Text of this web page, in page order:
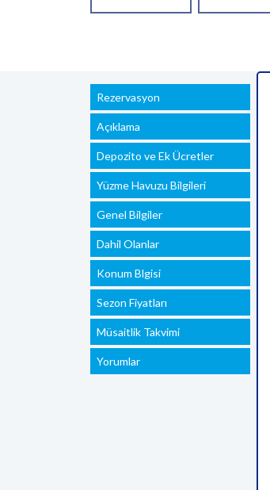
Rezervasyon
Açıklama
Depozito ve Ek Ücretler
Yüzme Havuzu Bilgileri
Genel Bilgiler
Dahil Olanlar
Konum Blgisi
Sezon Fiyatları
Müsaitlik Takvimi
Yorumlar